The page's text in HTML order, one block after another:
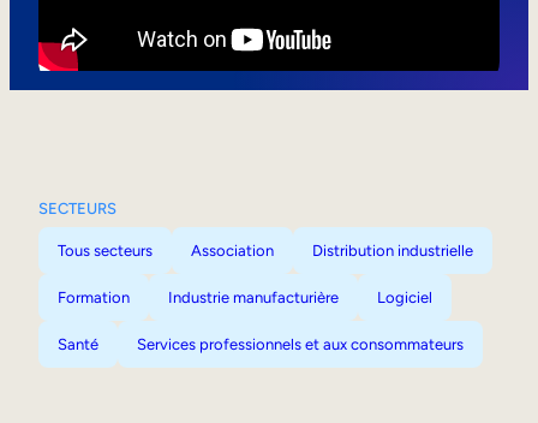
SECTEURS
Tous secteurs Association Distribution industrielle
Formation Industrie manufacturière Logiciel
Santé Services professionnels et aux consommateurs